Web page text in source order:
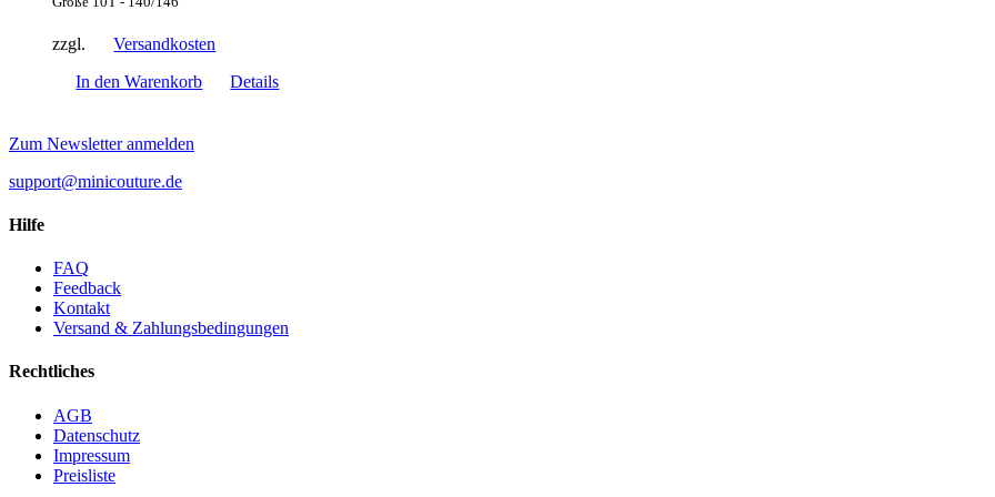
zzgl.
Versandkosten
In den Warenkorb
Details
Zum Newsletter anmelden
support@minicouture.de
Hilfe
FAQ
Feedback
Kontakt
Versand & Zahlungsbedingungen
Rechtliches
AGB
Datenschutz
Impressum
Preisliste